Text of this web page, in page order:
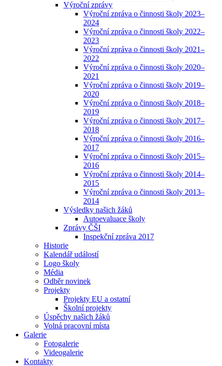
Výroční zprávy
Výroční zpráva o činnosti školy 2023–
2024
Výroční zpráva o činnosti školy 2022–
2023
Výroční zpráva o činnosti školy 2021–
2022
Výroční zpráva o činnosti školy 2020–
2021
Výroční zpráva o činnosti školy 2019–
2020
Výroční zpráva o činnosti školy 2018–
2019
Výroční zpráva o činnosti školy 2017–
2018
Výroční zpráva o činnosti školy 2016–
2017
Výroční zpráva o činnosti školy 2015–
2016
Výroční zpráva o činnosti školy 2014–
2015
Výroční zpráva o činnosti školy 2013–
2014
Výsledky našich žáků
Autoevaluace školy
Zprávy ČŠI
Inspekční zpráva 2017
Historie
Kalendář událostí
Logo školy
Média
Odběr novinek
Projekty
Projekty EU a ostatní
Školní projekty
Úspěchy našich žáků
Volná pracovní místa
Galerie
Fotogalerie
Videogalerie
Kontakty